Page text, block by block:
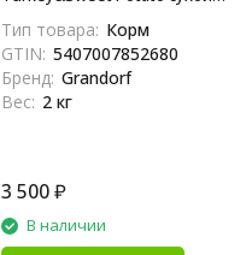
пробиотиками для взрослых
стерилизованных кошек с
индейкой и бататом - 2 кг
Тип товара: Корм
GTIN: 5407007852680
Бренд: Grandorf
Вес: 2 кг
3 500₽
В наличии